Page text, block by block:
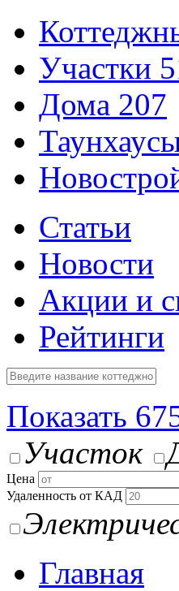
Участки
Дома 207
Статьи
Новости
Акции и
Рейтинги
Показать
Участок
Цена
Удаленность от КАД
Главная